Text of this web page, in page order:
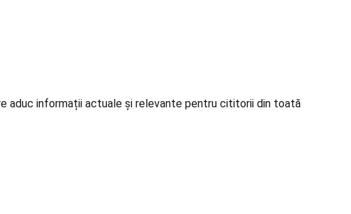
aduc informații actuale și relevante pentru cititorii din toată